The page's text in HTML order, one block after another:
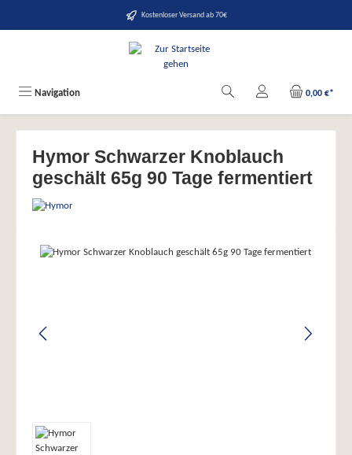
Kostenloser Versand ab 70€
Navigation 0,00 €*
Hymor Schwarzer Knoblauch
geschält 65g 90 Tage fermentiert
Bildergalerie überspringen